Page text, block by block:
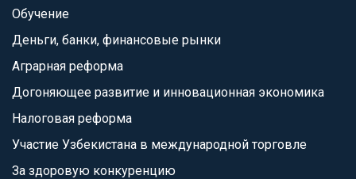
Обучение
Деньги, банки, финансовые рынки
Аграрная реформа
Догоняющее развитие и инновационная экономика
Налоговая реформа
Участие Узбекистана в международной торговле
За здоровую конкуренцию